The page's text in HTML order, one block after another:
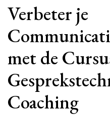
Verbeter je
met de
Coaching